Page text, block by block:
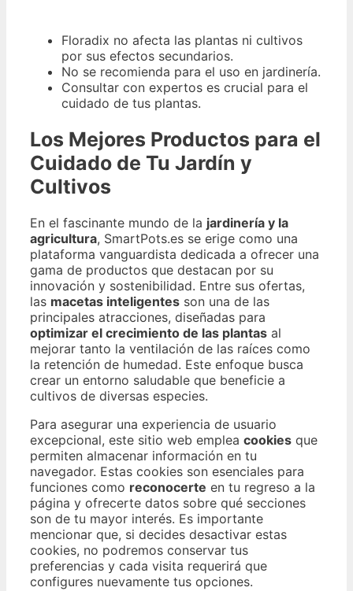
Floradix no afecta las plantas ni cultivos
por sus efectos secundarios.
No se recomienda para el uso en jardinería.
Consultar con expertos es crucial para el
cuidado de tus plantas.
Los Mejores Productos para el
Cuidado de Tu Jardín y
Cultivos
En el fascinante mundo de la jardinería y la
agricultura, SmartPots.es se erige como una
plataforma vanguardista dedicada a ofrecer una
gama de productos que destacan por su
innovación y sostenibilidad. Entre sus ofertas,
las macetas inteligentes son una de las
principales atracciones, diseñadas para
optimizar el crecimiento de las plantas al
mejorar tanto la ventilación de las raíces como
la retención de humedad. Este enfoque busca
crear un entorno saludable que beneficie a
cultivos de diversas especies.
Para asegurar una experiencia de usuario
excepcional, este sitio web emplea cookies que
permiten almacenar información en tu
navegador. Estas cookies son esenciales para
funciones como reconocerte en tu regreso a la
página y ofrecerte datos sobre qué secciones
son de tu mayor interés. Es importante
mencionar que, si decides desactivar estas
cookies, no podremos conservar tus
preferencias y cada visita requerirá que
configures nuevamente tus opciones.